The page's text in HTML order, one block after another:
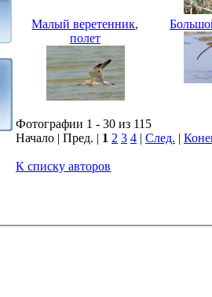
Малый веретенник,
полет
Фотографии 1 - 30 из 115
Начало | Пред. | 1 2 3 4 | След. |
К списку авторов